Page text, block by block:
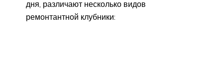
дня, различают несколько видов
ремонтантной клубники: